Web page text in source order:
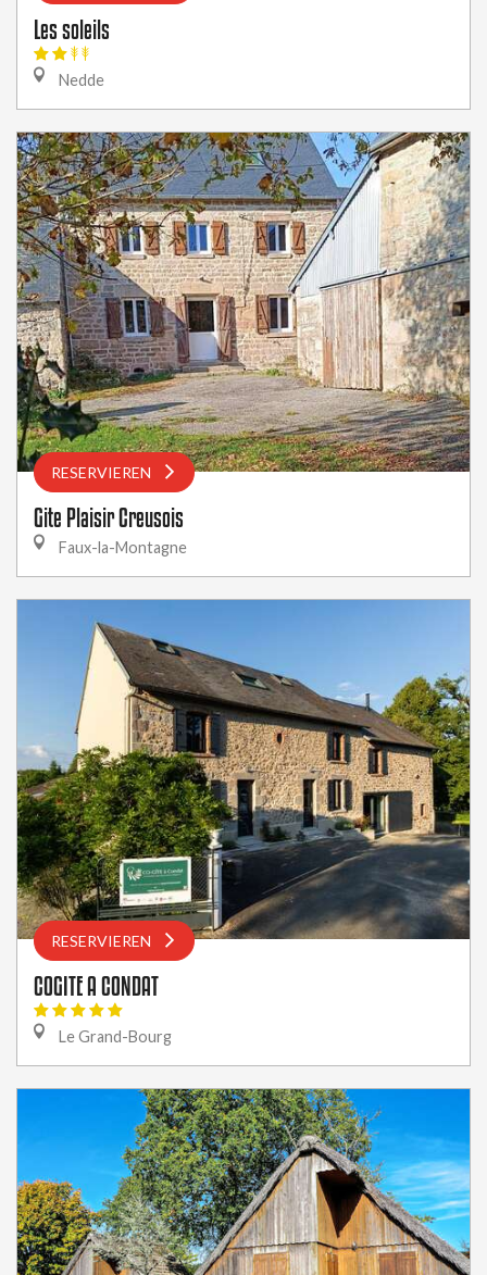
Les soleils
Nedde
RESERVIEREN
Gite Plaisir Creusois
Faux-la-Montagne
RESERVIEREN
COGITE A CONDAT
Le Grand-Bourg